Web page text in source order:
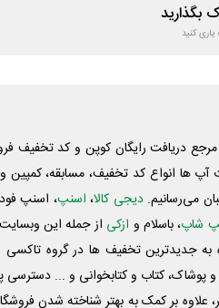
بگذارید
کنید
دریافت رایگان کوپن و کد تخفیف
ها انواع کد تخفیف، مسابقه، کمپین
می‌رسانیم. دیجی کالا، اسنپ، اسنپ
شاپ، باسلام و ازکی از جمله این
جدیدترین تخفیف ها در گروه تاکسی
پوشاک، کتاب و کتابخوانی و ... دسترسی
علاوه بر کمک به بهتر شناخته شدن